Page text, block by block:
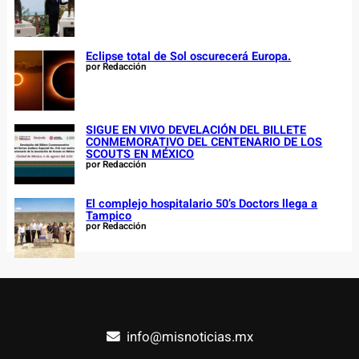
Eclipse total de Sol oscurecerá Europa.
por Redacción
SIGUE EN VIVO DEVELACIÓN DEL BILLETE
CONMEMORATIVO DEL CENTENARIO DE LOS
SCOUTS EN MÉXICO
por Redacción
El complejo hospitalario 50’s Doctors llega a
Tampico
por Redacción
info@misnoticias.mx